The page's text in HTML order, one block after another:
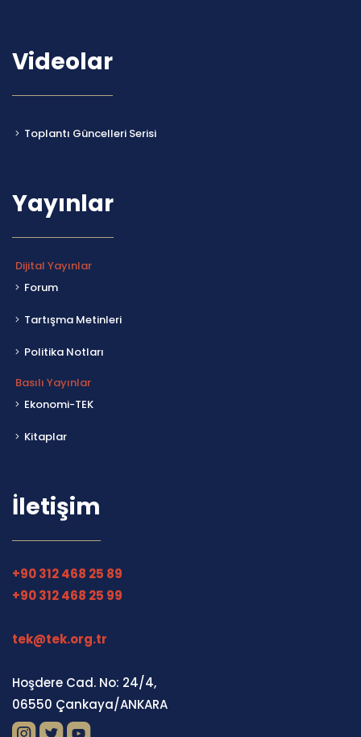
Videolar
Toplantı Güncelleri Serisi
Yayınlar
Dijital Yayınlar
Forum
Tartışma Metinleri
Politika Notları
Basılı Yayınlar
Ekonomi-TEK
Kitaplar
İletişim
+90 312 468 25 89
+90 312 468 25 99
tek@tek.org.tr
Hoşdere Cad. No: 24/4,
06550 Çankaya/ANKARA